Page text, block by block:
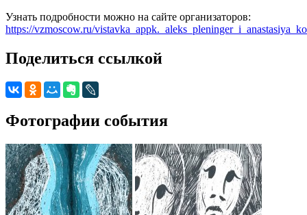
Узнать подробности можно на сайте организаторов:
https://vzmoscow.ru/
Поделиться ссылкой
Фотографии события